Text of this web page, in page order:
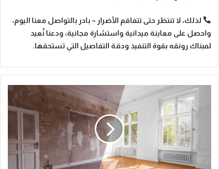
لذلك، لا تنتظر حتى تتفاقم الأضرار – بادر بالتواصل معنا اليوم،
واحصل على معاينة ميدانية واستشارة مجانية، ودعنا نُعيد
لمبناك رونقه بقوة التنفيذ ودقة التفاصيل التي تستحقها.